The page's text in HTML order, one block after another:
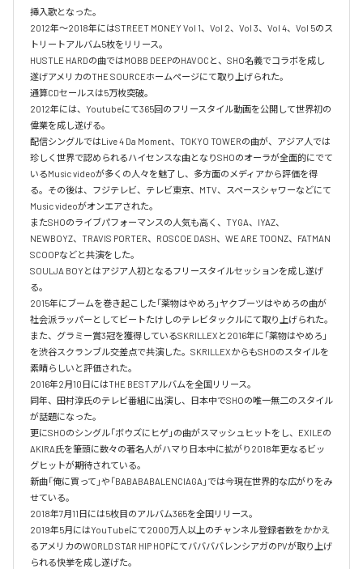
挿入歌となった。
2012年〜2018年にはSTREET MONEY Vol 1、Vol 2、Vol 3、Vol 4、Vol 5のス
トリートアルバム5枚をリリース。
HUSTLE HARDの曲ではMOBB DEEPのHAVOCと、SHO名義でコラボを成し
遂げアメリカのTHE SOURCEホームページにて取り上げられた。
通算CDセールスは5万枚突破。
2012年には、Youtubeにて365回のフリースタイル動画を公開して世界初の
偉業を成し遂げる。
配信シングルではLive 4 Da Moment、TOKYO TOWERの曲が、アジア人では
珍しく世界で認められるハイセンスな曲となりSHOのオーラが全面的にでて
いるMusic videoが多くの人々を魅了し、多方面のメディアから評価を得
る。その後は、フジテレビ、テレビ東京、MTV、スペースシャワーなどにて
Music videoがオンエアされた。
またSHOのライブパフォーマンスの人気も高く、TYGA、IYAZ、
NEWBOYZ、TRAVIS PORTER、ROSCOE DASH、WE ARE TOONZ、FATMAN
SCOOPなどと共演をした。
SOULJA BOYとはアジア人初となるフリースタイルセッションを成し遂げ
る。
2015年にブームを巻き起こした「薬物はやめろ」ヤクブーツはやめろの曲が
社会派ラッパーとしてビートたけしのテレビタックルにて取り上げられた。
また、グラミー賞3冠を獲得しているSKRILLEXと2016年に「薬物はやめろ」
を渋谷スクランブル交差点で共演した。SKRILLEXからもSHOのスタイルを
素晴らしいと評価された。
2016年2月10日にはTHE BESTアルバムを全国リリース。
同年、田村淳氏のテレビ番組に出演し、日本中でSHOの唯一無二のスタイル
が話題になった。
更にSHOのシングル「ボウズにヒゲ」の曲がスマッシュヒットをし、EXILEの
AKIRA氏を筆頭に数々の著名人がハマり日本中に拡がり2018年更なるビッ
グヒットが期待されている。
新曲「俺に買って」や「BABABABALENCIAGA」では今現在世界的な広がりをみ
せている。
2018年7月11日には5枚目のアルバム365を全国リリース。
2019年5月にはYouTubeにて2000万人以上のチャンネル登録者数をかかえ
るアメリカのWORLD STAR HIP HOPにてババババレンシアガのPVが取り上げ
られる快挙を成し遂げた。